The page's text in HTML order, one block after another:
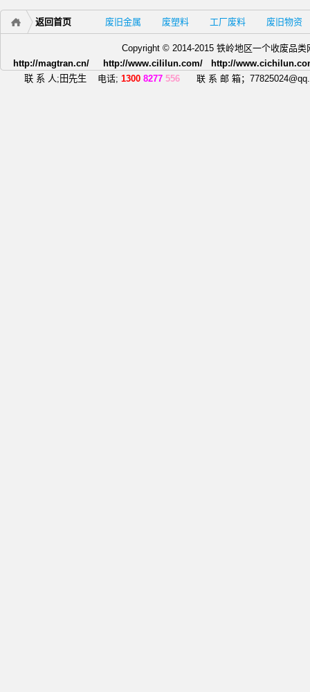
废旧物资
工厂废料
废塑料
废旧金属
返回首页
Copyright © 2014-2015 铁岭地区一个收废品
http://magtran.cn/ http://www.cililun.com/ http://
联 系 人;田先生 电话; 1300 8277 556 联 系 邮 箱；